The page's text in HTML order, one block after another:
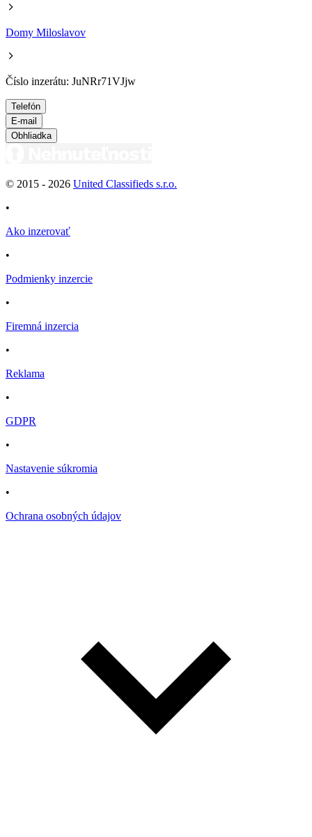
Domy Miloslavov
Číslo inzerátu: JuNRr71VJjw
Telefón
E-mail
Obhliadka
© 2015 - 2026 United Classifieds s.r.o.
•
Ako inzerovať
•
Podmienky inzercie
•
Firemná inzercia
•
Reklama
•
GDPR
•
Nastavenie súkromia
•
Ochrana osobných údajov